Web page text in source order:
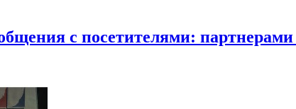
с посетителями: